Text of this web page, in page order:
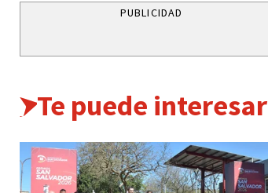
PUBLICIDAD
Te puede interesar